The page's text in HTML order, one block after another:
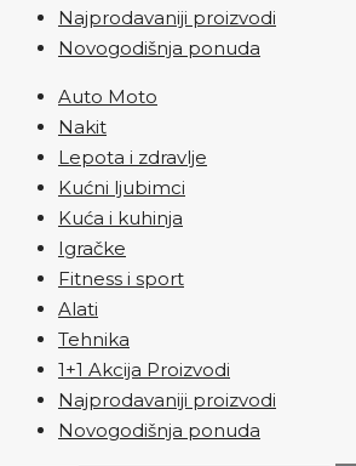
Najprodavaniji proizvodi
Novogodišnja ponuda
Auto Moto
Nakit
Lepota i zdravlje
Kućni ljubimci
Kuća i kuhinja
Igračke
Fitness i sport
Alati
Tehnika
1+1 Akcija Proizvodi
Najprodavaniji proizvodi
Novogodišnja ponuda